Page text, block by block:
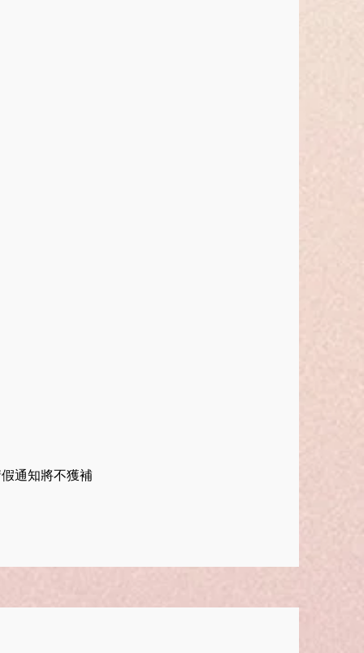
通知將不獲補